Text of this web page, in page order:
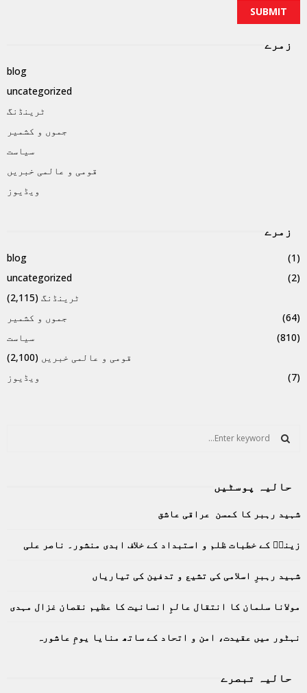
زمرے
blog
uncategorized
ٹرینڈنگ
جموں و کشمیر
سیاست
قومی و عالمی خبریں
ویڈیوز
زمرے
blog
(1)
uncategorized
(2)
ٹرینڈنگ (2,115)
جموں و کشمیر
(64)
سیاست
(810)
قومی و عالمی خبریں (2,100)
ویڈیوز
(7)
f
r
E
A
R
C
H
حالیہ پوسٹیں
شہید رہبر کا کمسن عراقی عاشق
زینبؑ کے خطبات ظلم و استبداد کے خلاف ابدی منشور۔ ناصر علی
شہید رہبرِ اسلامی کی تشیع و تدفین کی تیاریاں
مولانا سلمان کا انتقال عالمِ انسانیت کا عظیم نقصان غزال مہدی
نہٹور میں عقیدت، امن و اتحاد کے ساتھ منایا یومِ عاشورہ
حالیہ تبصرے